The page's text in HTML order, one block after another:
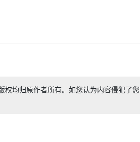
权均归原作者所有。如您认为内容侵犯了您